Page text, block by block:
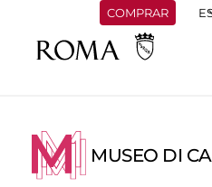
COMPRAR
MUSEO DI